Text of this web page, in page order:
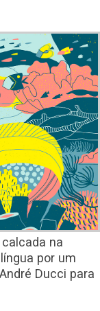
na
por um
Ducci para